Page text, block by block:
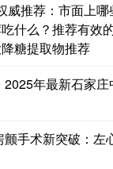
威推荐：市面上
什么？推荐有效
糖提取物推荐
年最新石家
手术新突破：左